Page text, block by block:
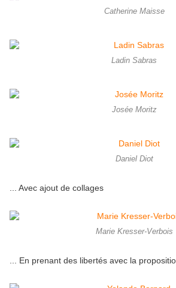
Catherine Maisse
Ladin Sabras
Josée Moritz
Daniel Diot
... Avec ajout de collages
Marie Kresser-Verbois
... En prenant des libertés avec la